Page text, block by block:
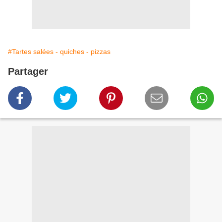
#Tartes salées - quiches - pizzas
Partager